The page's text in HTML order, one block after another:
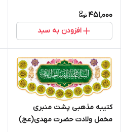
451,000
افزودن به سبد
کتیبه مذهبی پشت منبری
مخمل ولادت حضرت مهدی(عج)